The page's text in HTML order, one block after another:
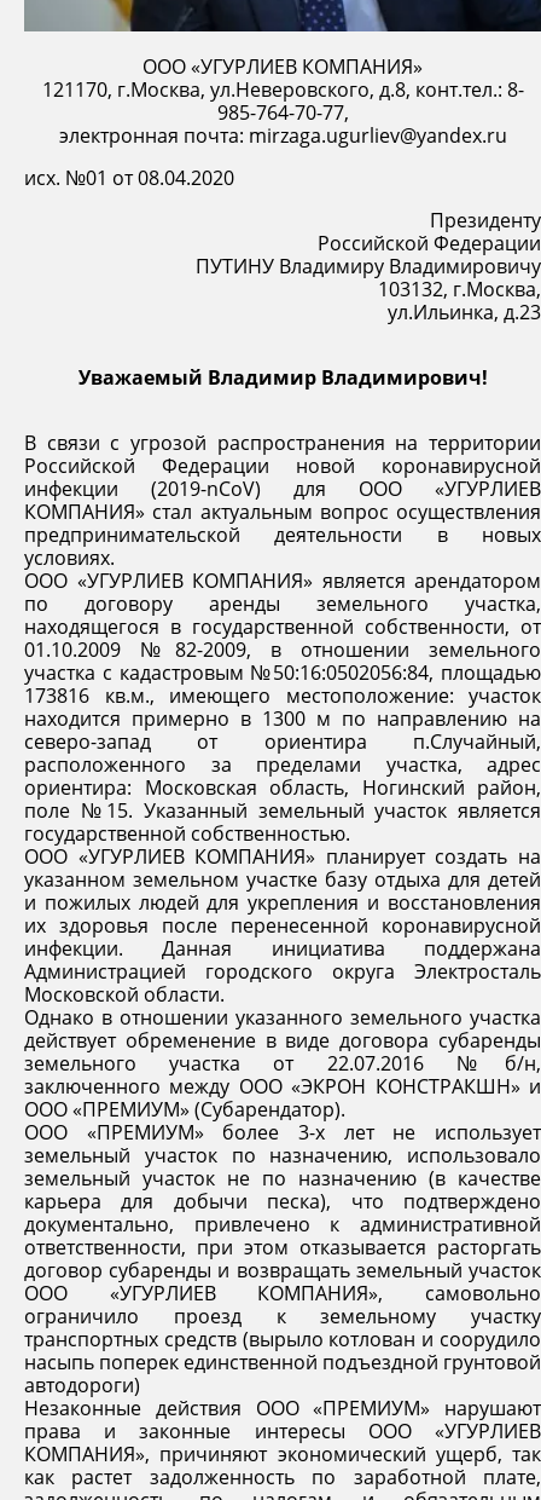
ООО «УГУРЛИЕВ КОМПАНИЯ»
121170, г.Москва, ул.Неверовского, д.8, конт.тел.: 8-
985-764-70-77,
электронная почта: mirzaga.ugurliev@yandex.ru
исх. №01 от 08.04.2020
Президенту
Российской Федерации
ПУТИНУ Владимиру Владимировичу
103132, г.Москва,
ул.Ильинка, д.23
Уважаемый Владимир Владимирович!
В связи с угрозой распространения на территории
Российской Федерации новой коронавирусной
инфекции (2019-nCoV) для ООО «УГУРЛИЕВ
КОМПАНИЯ» стал актуальным вопрос осуществления
предпринимательской деятельности в новых
условиях.
ООО «УГУРЛИЕВ КОМПАНИЯ» является арендатором
по договору аренды земельного участка,
находящегося в государственной собственности, от
01.10.2009 №82-2009, в отношении земельного
участка с кадастровым №50:16:0502056:84, площадью
173816 кв.м., имеющего местоположение: участок
находится примерно в 1300 м по направлению на
северо-запад от ориентира п.Случайный,
расположенного за пределами участка, адрес
ориентира: Московская область, Ногинский район,
поле №15. Указанный земельный участок является
государственной собственностью.
ООО «УГУРЛИЕВ КОМПАНИЯ» планирует создать на
указанном земельном участке базу отдыха для детей
и пожилых людей для укрепления и восстановления
их здоровья после перенесенной коронавирусной
инфекции. Данная инициатива поддержана
Администрацией городского округа Электросталь
Московской области.
Однако в отношении указанного земельного участка
действует обременение в виде договора субаренды
земельного участка от 22.07.2016 №б/н,
заключенного между ООО «ЭКРОН КОНСТРАКШН» и
ООО «ПРЕМИУМ» (Субарендатор).
ООО «ПРЕМИУМ» более 3-х лет не использует
земельный участок по назначению, использовало
земельный участок не по назначению (в качестве
карьера для добычи песка), что подтверждено
документально, привлечено к административной
ответственности, при этом отказывается расторгать
договор субаренды и возвращать земельный участок
ООО «УГУРЛИЕВ КОМПАНИЯ», самовольно
ограничило проезд к земельному участку
транспортных средств (вырыло котлован и соорудило
насыпь поперек единственной подъездной грунтовой
автодороги)
Незаконные действия ООО «ПРЕМИУМ» нарушают
права и законные интересы ООО «УГУРЛИЕВ
КОМПАНИЯ», причиняют экономический ущерб, так
как растет задолженность по заработной плате,